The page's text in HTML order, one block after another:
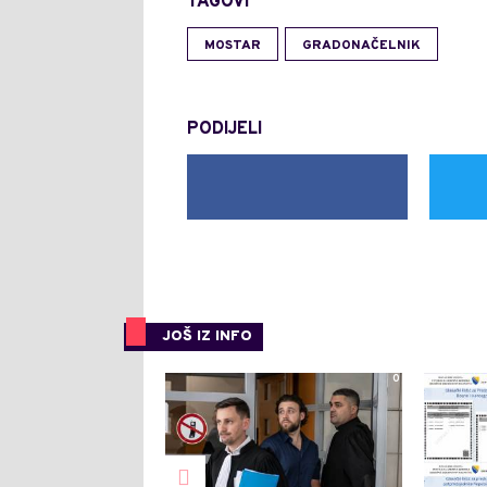
MOSTAR GRADONAČELNIK
PODIJELI
JOŠ IZ INFO
0